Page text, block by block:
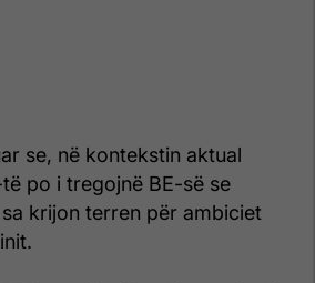
se, në kontekstin aktual
po i tregojnë BE-së se
krijon terren për ambiciet